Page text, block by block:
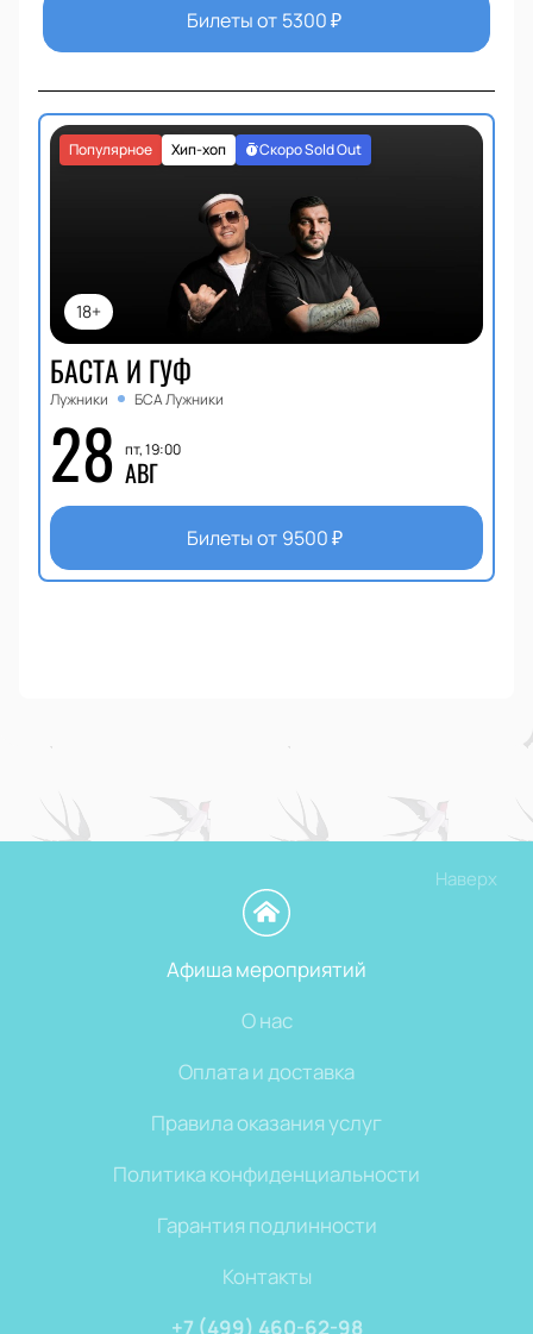
Билеты от 5300₽
18+
Хип-хоп
Популярное Скоро Sold Out
БАСТА И ГУФ
Лужники БСА Лужники
28 пт, 19:00
АВГ
Билеты от 9500₽
Наверх
Афиша мероприятий
О нас
Оплата и доставка
Правила оказания услуг
Политика конфиденциальности
Гарантия подлинности
Контакты
+7 (499) 460-62-98